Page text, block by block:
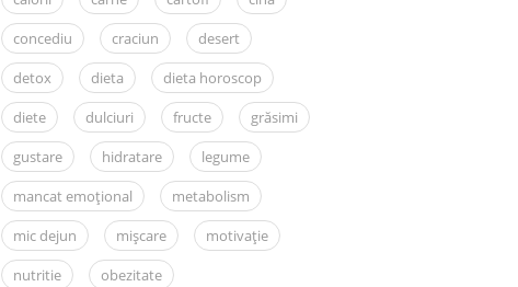
concediu
craciun
desert
detox
dieta
dieta horoscop
diete
dulciuri fructe
grăsimi
gustare
hidratare
legume
mancat emoțional
metabolism
mic dejun
mișcare
motivație
nutritie
obezitate